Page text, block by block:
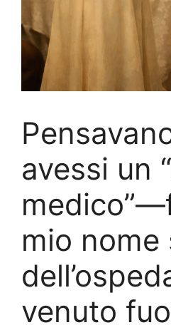
avessi un
mio nome
venuto